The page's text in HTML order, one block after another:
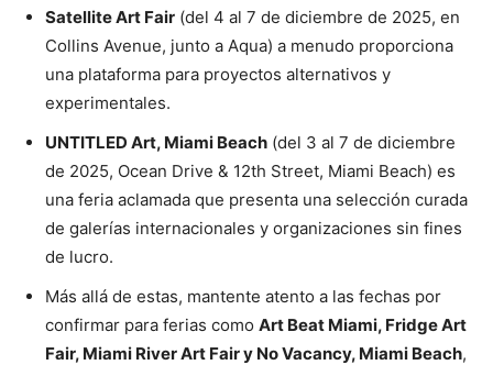
Satellite Art Fair (del 4 al 7 de diciembre de 2025, en
Collins Avenue, junto a Aqua) a menudo proporciona
una plataforma para proyectos alternativos y
experimentales.
UNTITLED Art, Miami Beach (del 3 al 7 de diciembre
de 2025, Ocean Drive & 12th Street, Miami Beach) es
una feria aclamada que presenta una selección curada
de galerías internacionales y organizaciones sin fines
de lucro.
Más allá de estas, mantente atento a las fechas por
confirmar para ferias como Art Beat Miami, Fridge Art
Fair, Miami River Art Fair y No Vacancy, Miami Beach,